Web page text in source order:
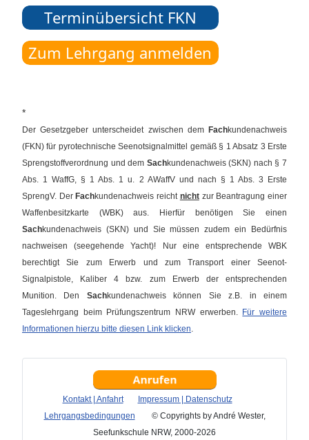
*
Der Gesetzgeber unterscheidet zwischen dem Fachkundenachweis
(FKN) für pyrotechnische Seenotsignalmittel gemäß § 1 Absatz 3 Erste
Sprengstoffverordnung und dem Sachkundenachweis (SKN) nach § 7
Abs. 1 WaffG, § 1 Abs. 1 u. 2 AWaffV und nach § 1 Abs. 3 Erste
SprengV. DerFachkundenachweis reicht nichtzur Beantragung einer
Waffenbesitzkarte (WBK) aus. Hierfür benötigen Sie einen
Sachkundenachweis (SKN) und Sie müssen zudem ein Bedürfnis
nachweisen (seegehende Yacht)!
Nur eine entsprechende WBK
berechtigt Sie zum Erwerb und zum Transport einer Seenot-
Signalpistole, Kaliber 4 bzw. zum Erwerb der entsprechenden
Munition. Den Sachkundenachweis können Sie z.B. in einem
Tageslehrgang beim Prüfungszentrum NRW erwerben. Für weitere
Informationen hierzu bitte diesen Link klicken.
Kontakt | Anfahrt
Impressum | Datenschutz
Lehrgangsbedingungen © Copyrights by André Wester,
Seefunkschule NRW, 2000-2026